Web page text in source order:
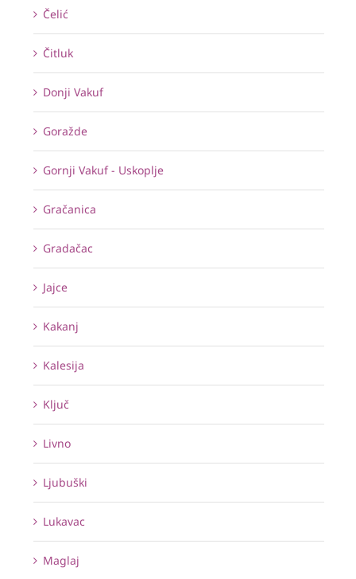
Čelić
Čitluk
Donji Vakuf
Goražde
Gornji Vakuf - Uskoplje
Gračanica
Gradačac
Jajce
Kakanj
Kalesija
Ključ
Livno
Ljubuški
Lukavac
Maglaj